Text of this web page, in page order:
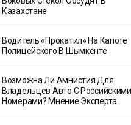
Казахстане
Водитель «прокатил» На Капоте
Полицейского В Шымкенте
Возможна Ли Амнистия Для
Владельцев Авто С Российскими
Номерами? Мнение Эксперта